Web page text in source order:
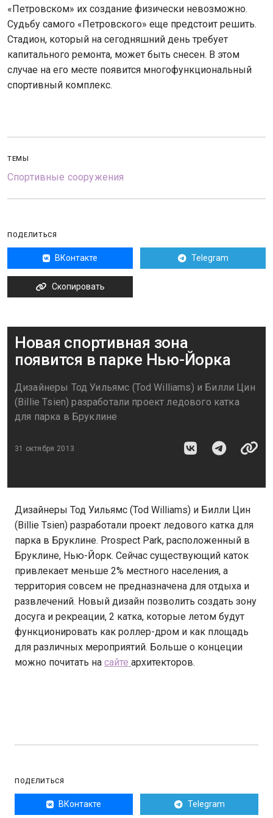
«Петровском» их создание физически невозможно.
Судьбу самого «Петровского» еще предстоит решить.
Стадион, который на сегодняшний день требует
капитального ремонта, может быть снесен. В этом
случае на его месте появится многофункциональный
спортивный комплекс.
ТЕМЫ
Спортивные сооружения
ПОДЕЛИТЬСЯ
ВКонтакте Telegram
Скопировать
Новая спортивная зона
появится в парке Нью-Йорка
Дизайнеры Тод Уильямс (Tod Williams) и Билли Цин
(Billie Tsien) разработали проект ледового катка
для парка в Бруклине
31 октября 2013
Дизайнеры Тод Уильямс (Tod Williams) и Билли Цин
(Billie Tsien) разработали проект ледового катка для
парка в Бруклине. Prospect Park, расположенный в
Бруклине, Нью-Йорк. Сейчас существующий каток
привлекает меньше 2% местного населения, а
территория совсем не предназначена для отдыха и
развлечений. Новый дизайн позволить создать зону
досуга и рекреации, 2 катка, которые летом будут
функционировать как роллер-дром и как площадь
для различных мероприятий. Больше о концеции
можно почитать на сайте архитекторов.
ПОДЕЛИТЬСЯ
ВКонтакте Telegram